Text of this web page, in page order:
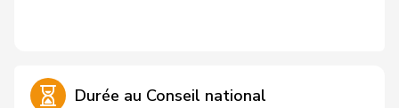
Durée au Conseil national